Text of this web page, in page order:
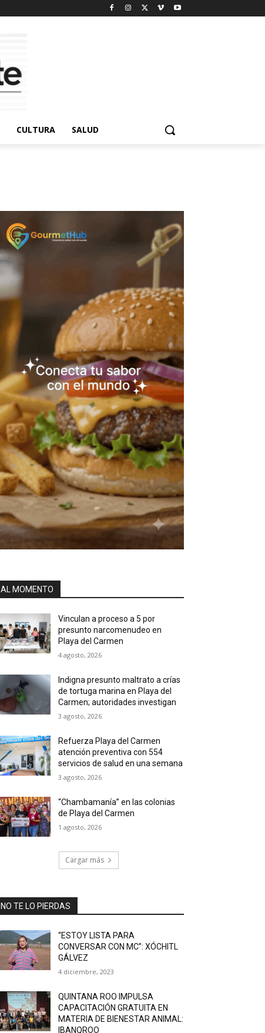
CULTURA SALUD
AL MOMENTO
Vinculan a proceso a 5 por
presunto narcomenudeo en
Playa del Carmen
4 agosto, 2026
Indigna presunto maltrato a crías
de tortuga marina en Playa del
Carmen; autoridades investigan
3 agosto, 2026
Refuerza Playa del Carmen
atención preventiva con 554
servicios de salud en una semana
3 agosto, 2026
“Chambamanía” en las colonias
de Playa del Carmen
1 agosto, 2026
Cargar más
NO TE LO PIERDAS
“ESTOY LISTA PARA
CONVERSAR CON MC”: XÓCHITL
GÁLVEZ
4 diciembre, 2023
QUINTANA ROO IMPULSA
CAPACITACIÓN GRATUITA EN
MATERIA DE BIENESTAR ANIMAL:
IBANQROO